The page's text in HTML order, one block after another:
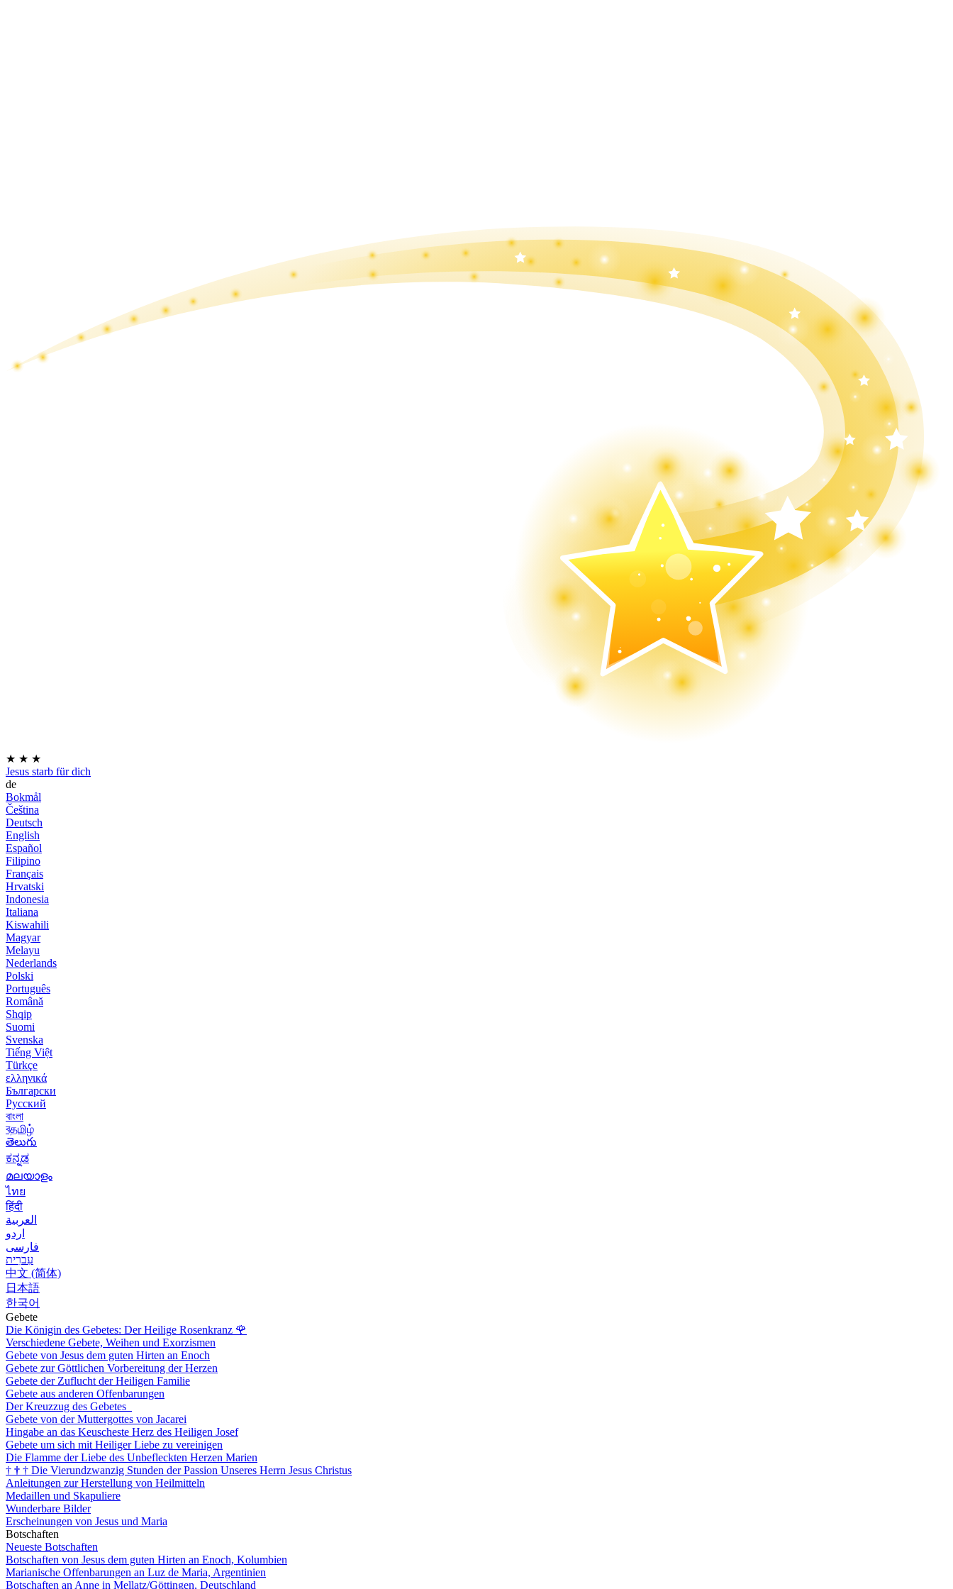
★ ★ ★
Jesus starb für dich
de
Bokmål
Čeština
Deutsch
English
Español
Filipino
Français
Hrvatski
Indonesia
Italiana
Kiswahili
Magyar
Melayu
Nederlands
Polski
Português
Română
Shqip
Suomi
Svenska
Tiếng Việt
Türkçe
ελληνικά
Български
Русский
বাংলা
বதமிழ்
తెలుగు
ಕನ್ನಡ
മലയാളം
ไทย
हिंदी
العربية
اردو
فارسی
עִברִית
中文 (简体)
日本語
한국어
Gebete
Die Königin des Gebetes: Der Heilige Rosenkranz 🌹
Verschiedene Gebete, Weihen und Exorzismen
Gebete von Jesus dem guten Hirten an Enoch
Gebete zur Göttlichen Vorbereitung der Herzen
Gebete der Zuflucht der Heiligen Familie
Gebete aus anderen Offenbarungen
Der Kreuzzug des Gebetes
Gebete von der Muttergottes von Jacarei
Hingabe an das Keuscheste Herz des Heiligen Josef
Gebete um sich mit Heiliger Liebe zu vereinigen
Die Flamme der Liebe des Unbefleckten Herzen Marien
† † † Die Vierundzwanzig Stunden der Passion Unseres Herrn Jesus Christus
Anleitungen zur Herstellung von Heilmitteln
Medaillen und Skapuliere
Wunderbare Bilder
Erscheinungen von Jesus und Maria
Botschaften
Neueste Botschaften
Botschaften von Jesus dem guten Hirten an Enoch, Kolumbien
Marianische Offenbarungen an Luz de Maria, Argentinien
Botschaften an Anne in Mellatz/Göttingen, Deutschland